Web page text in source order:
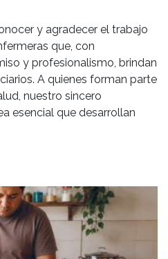
y agradecer el trabajo
que, con
y profesionalismo, brindan
A quienes forman parte
nuestro sincero
esencial que desarrollan